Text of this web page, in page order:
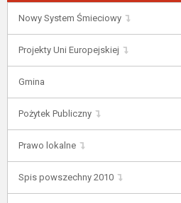
Nowy System Śmieciowy
Projekty Uni Europejskiej
Gmina
Pożytek Publiczny
Prawo lokalne
Spis powszechny 2010